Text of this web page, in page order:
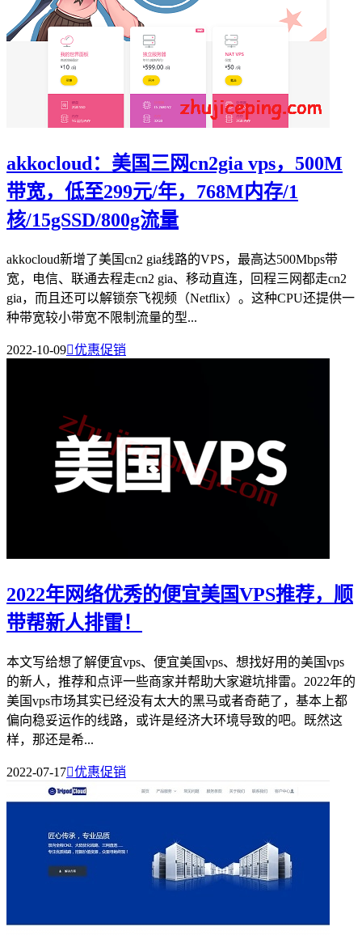
akkocloud：美国三网cn2gia vps，500M
带宽，低至299元/年，768M内存/1
核/15gSSD/800g流量
akkocloud新增了美国cn2 gia线路的VPS，最高达500Mbps带
宽，电信、联通去程走cn2 gia、移动直连，回程三网都走cn2
gia，而且还可以解锁奈飞视频（Netflix）。这种CPU还提供一
种带宽较小带宽不限制流量的型...
2022-10-09优惠促销
2022年网络优秀的便宜美国VPS推荐，顺
带帮新人排雷！
本文写给想了解便宜vps、便宜美国vps、想找好用的美国vps
的新人，推荐和点评一些商家并帮助大家避坑排雷。2022年的
美国vps市场其实已经没有太大的黑马或者奇葩了，基本上都
偏向稳妥运作的线路，或许是经济大环境导致的吧。既然这
样，那还是希...
2022-07-17优惠促销